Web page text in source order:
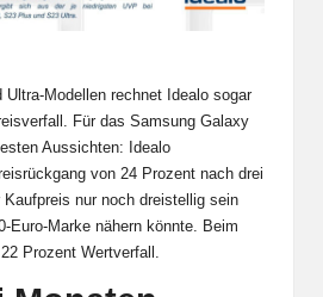
Ultra-Modellen rechnet Idealo sogar
Für das Samsung Galaxy
Aussichten: Idealo
von 24 Prozent nach drei
Kaufpreis nur noch dreistellig sein
Euro-Marke nähern könnte. Beim
Prozent Wertverfall.